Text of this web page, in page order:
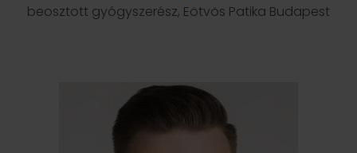
beosztott gyógyszerész, Eötvös Patika Budapest